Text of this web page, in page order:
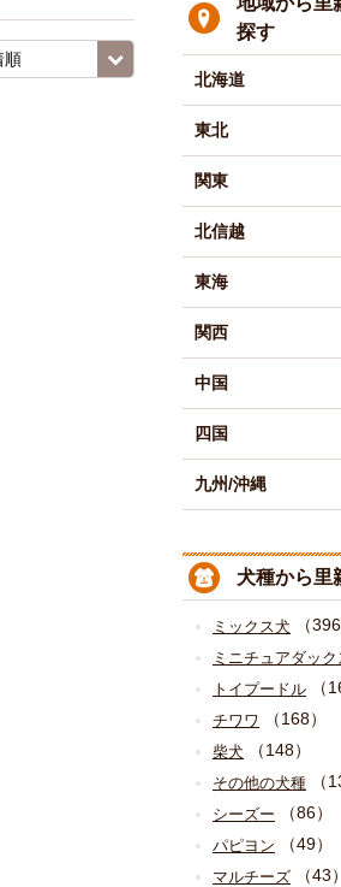
探す
北海道
東北
関東
北信越
東海
関西
中国
四国
九州/沖縄
犬種から里
ミックス犬 （396
ミニチュアダッ
トイプードル （
チワワ （168）
柴犬 （148）
その他の犬種 （
シーズー （86）
パピヨン （49）
マルチーズ （43）